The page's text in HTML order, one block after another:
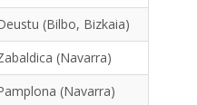
(Bilbo, Bizkaia)
(Navarra)
(Navarra)